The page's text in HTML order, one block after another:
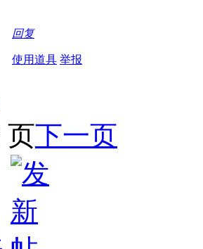
回复
使用道具 举报
页下一页